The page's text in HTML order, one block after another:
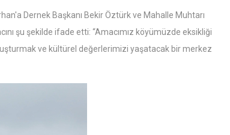
Dernek Başkanı Bekir Öztürk ve Mahalle Muhtarı
şu şekilde ifade etti: “Amacımız köyümüzde eksikliği
ve kültürel değerlerimizi yaşatacak bir merkez